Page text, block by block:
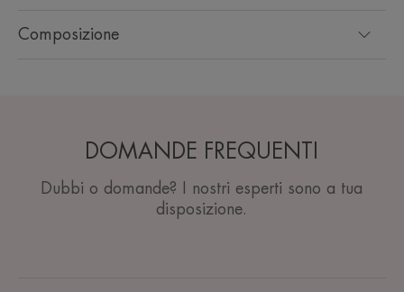
Composizione
DOMANDE FREQUENTI
Dubbi o domande? I nostri esperti sono a tua
disposizione.